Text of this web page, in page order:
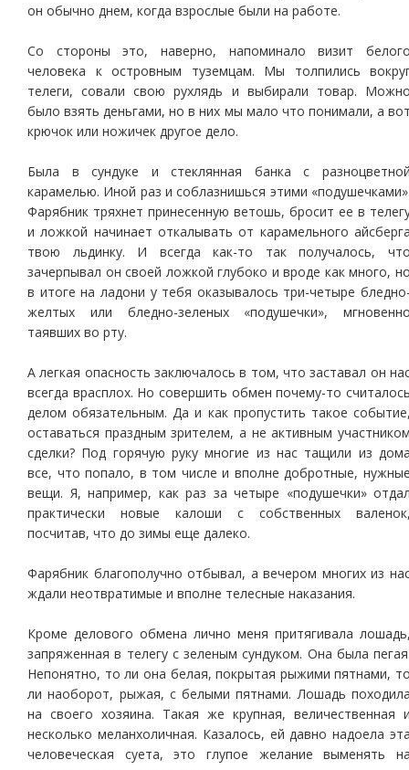
он обычно днем, когда взрослые были на работе.
Со стороны это, наверно, напоминало визит
человека к островным туземцам. Мы толпились
телеги, совали свою рухлядь и выбирали товар.
было взять деньгами, но в них мы мало что понимали, а
крючок или ножичек другое дело.
Была в сундуке и стеклянная банка с
карамелью. Иной раз и соблазнишься этими
Фарябник тряхнет принесенную ветошь, бросит ее в
и ложкой начинает откалывать от карамельного
твою льдинку. И всегда как-то так получалось,
зачерпывал он своей ложкой глубоко и вроде как много,
в итоге на ладони у тебя оказывалось три-четыре
желтых или бледно-зеленых «подушечки»,
таявших во рту.
А легкая опасность заключалось в том, что заставал он
всегда врасплох. Но совершить обмен почему-то
делом обязательным. Да и как пропустить такое
оставаться праздным зрителем, а не активным
сделки? Под горячую руку многие из нас тащили из
все, что попало, в том числе и вполне добротные,
вещи. Я, например, как раз за четыре «подушечки»
практически новые калоши с собственных
посчитав, что до зимы еще далеко.
Фарябник благополучно отбывал, а вечером многих из
ждали неотвратимые и вполне телесные наказания.
Кроме делового обмена лично меня притягивала
запряженная в телегу с зеленым сундуком. Она была
Непонятно, то ли она белая, покрытая рыжими пятнами,
ли наоборот, рыжая, с белыми пятнами. Лошадь
на своего хозяина. Такая же крупная, величественная
несколько меланхоличная. Казалось, ей давно надоела
человеческая суета, это глупое желание выменять